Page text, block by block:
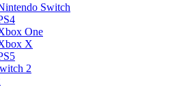
Switch
One
X
2